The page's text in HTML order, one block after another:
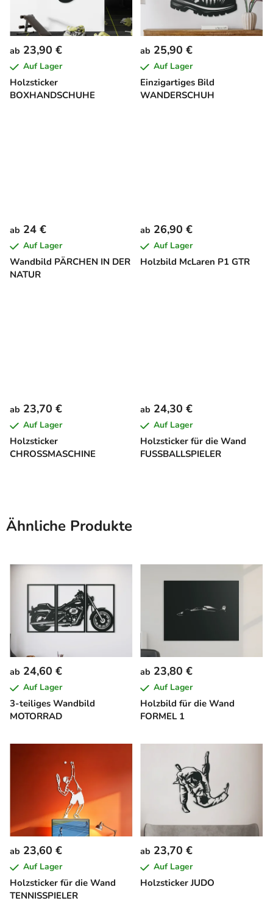
Holzsticker
BOXHANDSCHUHE
ab 23,90 €
Auf Lager
Einzigartiges Bild
WANDERSCHUH
ab 25,90 €
Auf Lager
Wandbild PÄRCHEN IN DER
NATUR
ab 24 €
Auf Lager
Holzbild McLaren P1 GTR
ab 26,90 €
Auf Lager
Holzsticker
CHROSSMASCHINE
ab 23,70 €
Auf Lager
Holzsticker für die Wand
FUSSBALLSPIELER
ab 24,30 €
Auf Lager
Ähnliche Produkte
3-teiliges Wandbild
MOTORRAD
ab 24,60 €
Auf Lager
Holzbild für die Wand
FORMEL 1
ab 23,80 €
Auf Lager
Holzsticker für die Wand
TENNISSPIELER
ab 23,60 €
Auf Lager
Holzsticker JUDO
ab 23,70 €
Auf Lager